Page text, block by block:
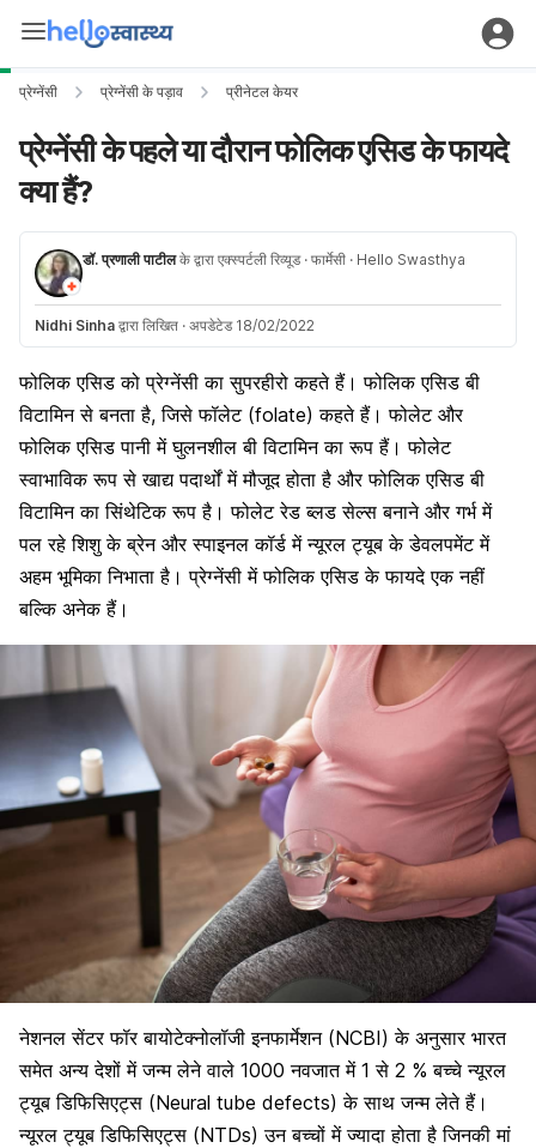
प्रेग्नेंसी प्रेग्नेंसी के पड़ाव प्रीनेटल केयर
प्रेग्नेंसी के पहले या दौरान फोलिक एसिड के फायदे
क्या हैं?
डॉ. प्रणाली पाटीलके द्वारा एक्स्पर्टली रिव्यूड · फार्मेसी · Hello Swasthya
Nidhi Sinha द्वारा लिखित · अपडेटेड 18/02/2022
फोलिक एसिड को प्रेग्नेंसी का सुपरहीरो कहते हैं। फोलिक एसिड बी
विटामिन से बनता है, जिसे फॉलेट (folate) कहते हैं। फोलेट और
फोलिक एसिड पानी में घुलनशील बी विटामिन का रूप हैं। फोलेट
स्वाभाविक रूप से खाद्य पदार्थों में मौजूद होता है और फोलिक एसिड बी
विटामिन का सिंथेटिक रूप है। फोलेट रेड ब्लड सेल्स बनाने और गर्भ में
पल रहे शिशु के ब्रेन और स्पाइनल कॉर्ड में न्यूरल ट्यूब के डेवलपमेंट में
अहम भूमिका निभाता है। प्रेग्नेंसी में फोलिक एसिड के फायदे एक नहीं
बल्कि अनेक हैं।
नेशनल सेंटर फॉर बायोटेक्नोलॉजी इनफार्मेशन (NCBI) के अनुसार भारत
समेत अन्य देशों में जन्म लेने वाले 1000 नवजात में 1 से 2 % बच्चे न्यूरल
ट्यूब डिफिसिएट्स (Neural tube defects) के साथ जन्म लेते हैं।
न्यूरल ट्यूब डिफिसिएट्स (NTDs) उन बच्चों में ज्यादा होता है जिनकी मां